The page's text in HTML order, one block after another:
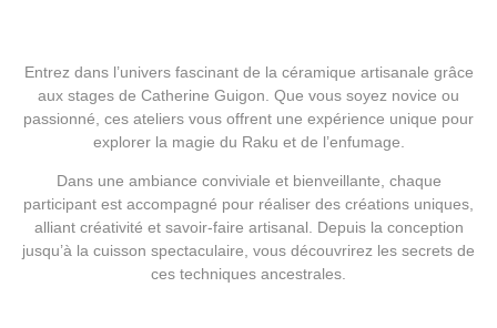
Entrez dans l’univers fascinant de la céramique artisanale grâce
aux stages de Catherine Guigon. Que vous soyez novice ou
passionné, ces ateliers vous offrent une expérience unique pour
explorer la magie du Raku et de l’enfumage.
Dans une ambiance conviviale et bienveillante, chaque
participant est accompagné pour réaliser des créations uniques,
alliant créativité et savoir-faire artisanal. Depuis la conception
jusqu’à la cuisson spectaculaire, vous découvrirez les secrets de
ces techniques ancestrales.